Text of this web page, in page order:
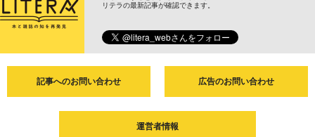
リテラの最新記事が確認できます。
記事へのお問い合わせ 広告のお問い合わせ
運営者情報